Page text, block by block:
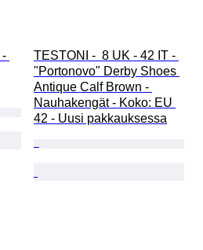
-
TESTONI -  8 UK - 42 IT -
"Portonovo" Derby Shoes
Antique Calf Brown -
Nauhakengät - Koko: EU
42 - Uusi pakkauksessa